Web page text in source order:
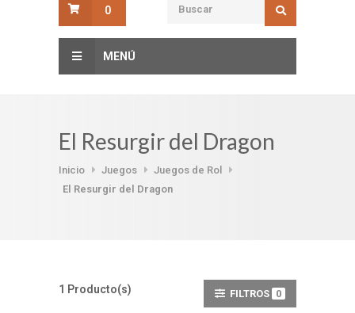
0
MENÚ
El Resurgir del Dragon
Inicio Juegos
Juegos de Rol
El Resurgir del Dragon
1 Producto(s) FILTROS 0